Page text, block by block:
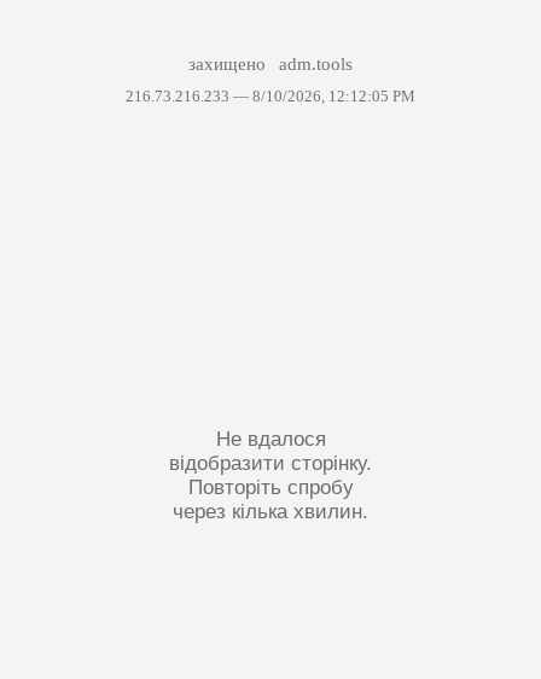
захищено adm.tools
216.73.216.233 — 8/10/2026, 12:12:05 PM
Не вдалося
відобразити сторінку.
Повторіть спробу
через кілька хвилин.